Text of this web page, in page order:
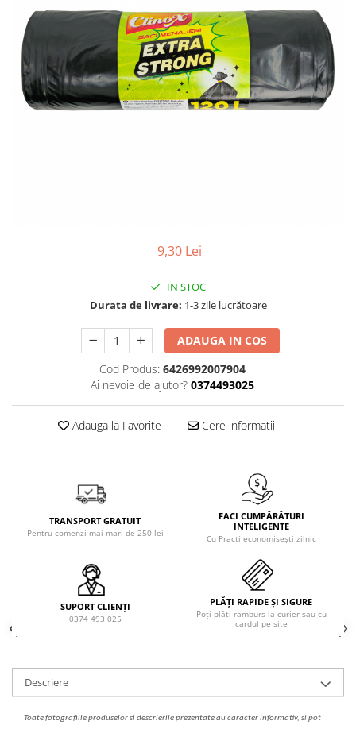
Detergent pardoseala
Detergent toaleta
Echipamente de curăţenie
Folie aluminiu,folie alimentara
Galeata mop
Solutie de indepartat rugina si
Indepartarea parului
Ingrijirea buzei
Lotiune de corp
Pachete de cadouri
Produse pentru curatarea tenului
Tratament pentru par, conditioner
pentru par, masca de par
Vata demachianta
9,30 Lei
IN STOC
Durata de livrare: 1-3 zile lucrătoare
ADAUGA IN COS
Cod Produs: 6426992007904
Ai nevoie de ajutor? 0374493025
Adauga la Favorite Cere informatii
TRANSPORT GRATUIT
Pentru comenzi mai mari de 250 lei
FACI CUMPĂRĂTURI
INTELIGENTE
Cu Practi economisești zilnic
SUPORT CLIENȚI
0374 493 025
PLĂȚI RAPIDE ȘI SIGURE
Poți plăti ramburs la curier sau cu
cardul pe site
Descriere
Toate fotografiile produselorsidescrierileprezentate au caracter informativ, si pot